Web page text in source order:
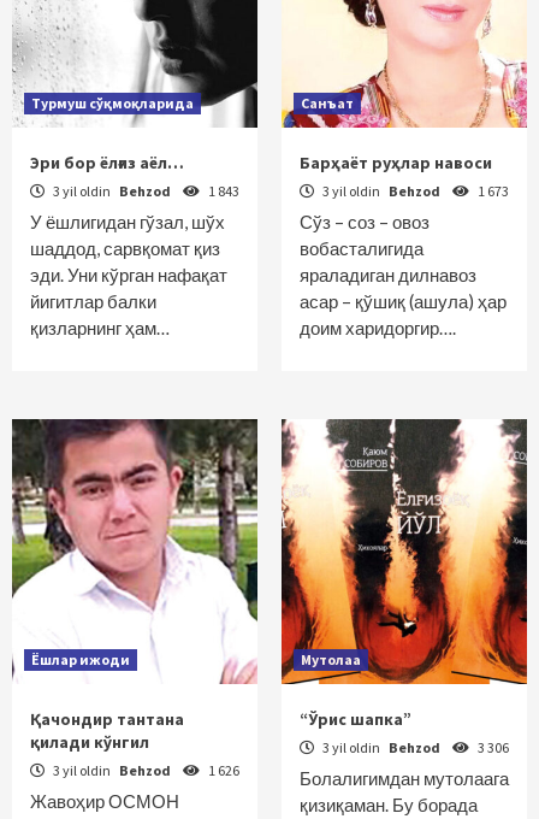
Турмуш сўқмоқларида
Эри бор ёлғиз аёл…
3 yil oldin Behzod 1 843
У ёшлигидан гўзал, шўх
шаддод, сарвқомат қиз
эди. Уни кўрган нафақат
йигитлар балки
қизларнинг ҳам…
Санъат
Барҳаёт руҳлар навоси
3 yil oldin Behzod 1 673
Сўз – соз – овоз
вобасталигида
яраладиган дилнавоз
асар – қўшиқ (ашула) ҳар
доим харидоргир….
Ёшлар ижоди
Қачондир тантана
қилади кўнгил
3 yil oldin Behzod 1 626
Жавоҳир ОСМОН
Мутолаа
“Ўрис шапка”
3 yil oldin Behzod 3 306
Болалигимдан мутолаага
қизиқаман. Бу борада